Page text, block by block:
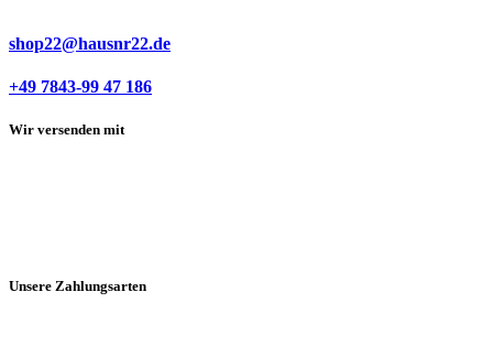
shop22@hausnr22.de
+49 7843-99 47 186
Wir versenden mit
Unsere Zahlungsarten